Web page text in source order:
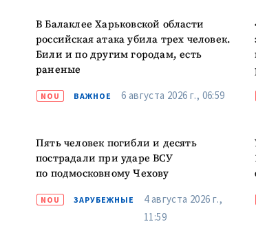
В Балаклее Харьковской области
российская атака убила трех человек.
Били и по другим городам, есть
раненые
NOU ВАЖНОЕ 6 августа 2026 г., 06:59
Пять человек погибли и десять
пострадали при ударе ВСУ
по подмосковному Чехову
NOU ЗАРУБЕЖНЫЕ
4 августа 2026 г.,
11:59